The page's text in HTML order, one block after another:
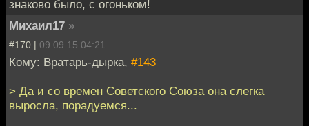
знаково было, с огоньком!
Михаил17 »
#170 | 09.09.15 04:21
Кому: Вратарь-дырка, #143
> Да и со времен Советского Союза она слегка
выросла, порадуемся...